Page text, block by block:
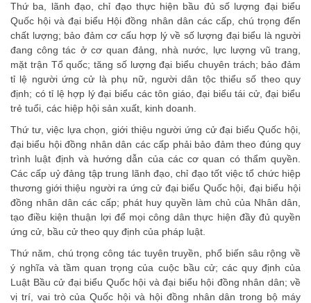
Thứ ba, lãnh đạo, chỉ đạo thực hiện bầu đủ số lượng đại biểu
Quốc hội và đại biểu Hội đồng nhân dân các cấp, chú trọng đến
chất lượng; bảo đảm cơ cấu hợp lý về số lượng đại biểu là người
đang công tác ở cơ quan đảng, nhà nước, lực lượng vũ trang,
mặt trận Tổ quốc; tăng số lượng đại biểu chuyên trách; bảo đảm
tỉ lệ người ứng cử là phụ nữ, người dân tộc thiểu số theo quy
định; có tỉ lệ hợp lý đại biểu các tôn giáo, đại biểu tái cử, đại biểu
trẻ tuổi, các hiệp hội sản xuất, kinh doanh.
Thứ tư, việc lựa chọn, giới thiệu người ứng cử đại biểu Quốc hội,
đại biểu hội đồng nhân dân các cấp phải bảo đảm theo đúng quy
trình luật định và hướng dẫn của các cơ quan có thẩm quyền.
Các cấp uỷ đảng tập trung lãnh đạo, chỉ đạo tốt việc tổ chức hiệp
thương giới thiệu người ra ứng cử đại biểu Quốc hội, đại biểu hội
đồng nhân dân các cấp; phát huy quyền làm chủ của Nhân dân,
tạo điều kiện thuận lợi để mọi công dân thực hiện đầy đủ quyền
ứng cử, bầu cử theo quy định của pháp luật.
Thứ năm, chú trọng công tác tuyên truyền, phổ biến sâu rộng về
ý nghĩa và tầm quan trọng của cuộc bầu cử; các quy định của
Luật Bầu cử đại biểu Quốc hội và đại biểu hội đồng nhân dân; về
vị trí, vai trò của Quốc hội và hội đồng nhân dân trong bộ máy